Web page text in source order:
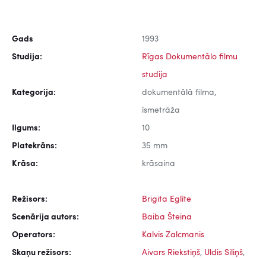
Gads 1993
Studija: Rīgas Dokumentālo filmu
studija
Kategorija: dokumentālā filma,
īsmetrāža
Ilgums: 10
Platekrāns: 35 mm
Krāsa: krāsaina
Režisors: Brigita Eglīte
Scenārija autors: Baiba Šteina
Operators: Kalvis Zalcmanis
Skaņu režisors: Aivars Riekstiņš, Uldis Siliņš,